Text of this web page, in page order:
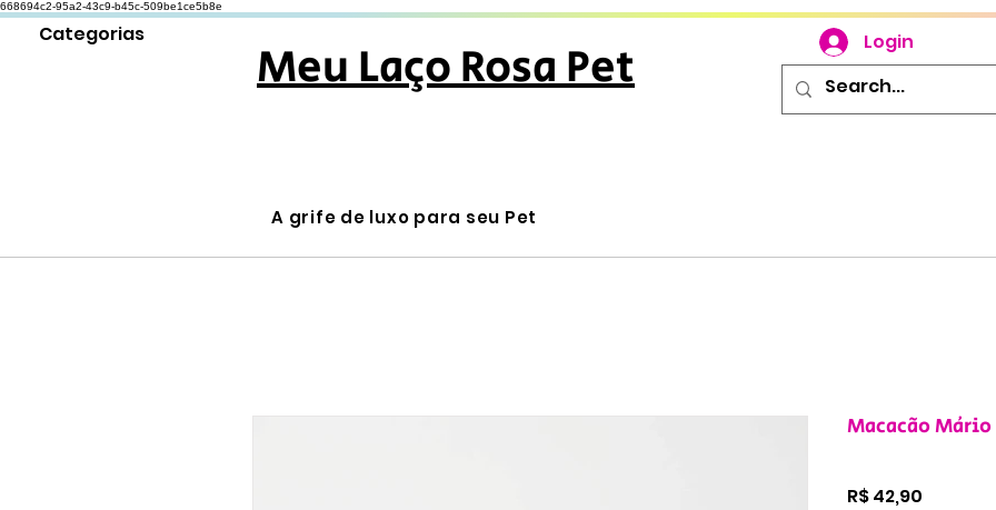
668694c2-95a2-43c9-b45c-509be1ce5b8e
Categorias
Meu Laço Rosa Pet Login
A grife de luxo para seu Pet
Macacão Mário
R$ 42,90